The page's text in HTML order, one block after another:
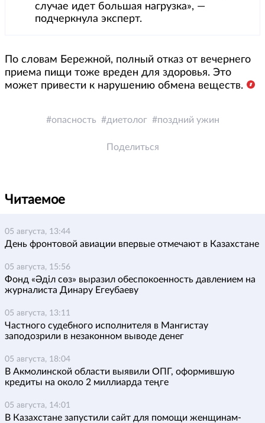
случае идет большая нагрузка», —
подчеркнула эксперт.
По словам Бережной, полный отказ от вечернего
приема пищи тоже вреден для здоровья. Это
может привести к нарушению обмена веществ.
опасность диетолог поздний ужин
Поделиться
Читаемое
05 августа, 13:44
День фронтовой авиации впервые отмечают в Казахстане
05 августа, 15:56
Фонд «Әділ сөз» выразил обеспокоенность давлением на
журналиста Динару Егеубаеву
05 августа, 13:11
Частного судебного исполнителя в Мангистау
заподозрили в незаконном выводе денег
05 августа, 18:04
В Акмолинской области выявили ОПГ, оформившую
кредиты на около 2 миллиарда теңге
05 августа, 14:01
В Казахстане запустили сайт для помощи женщинам-